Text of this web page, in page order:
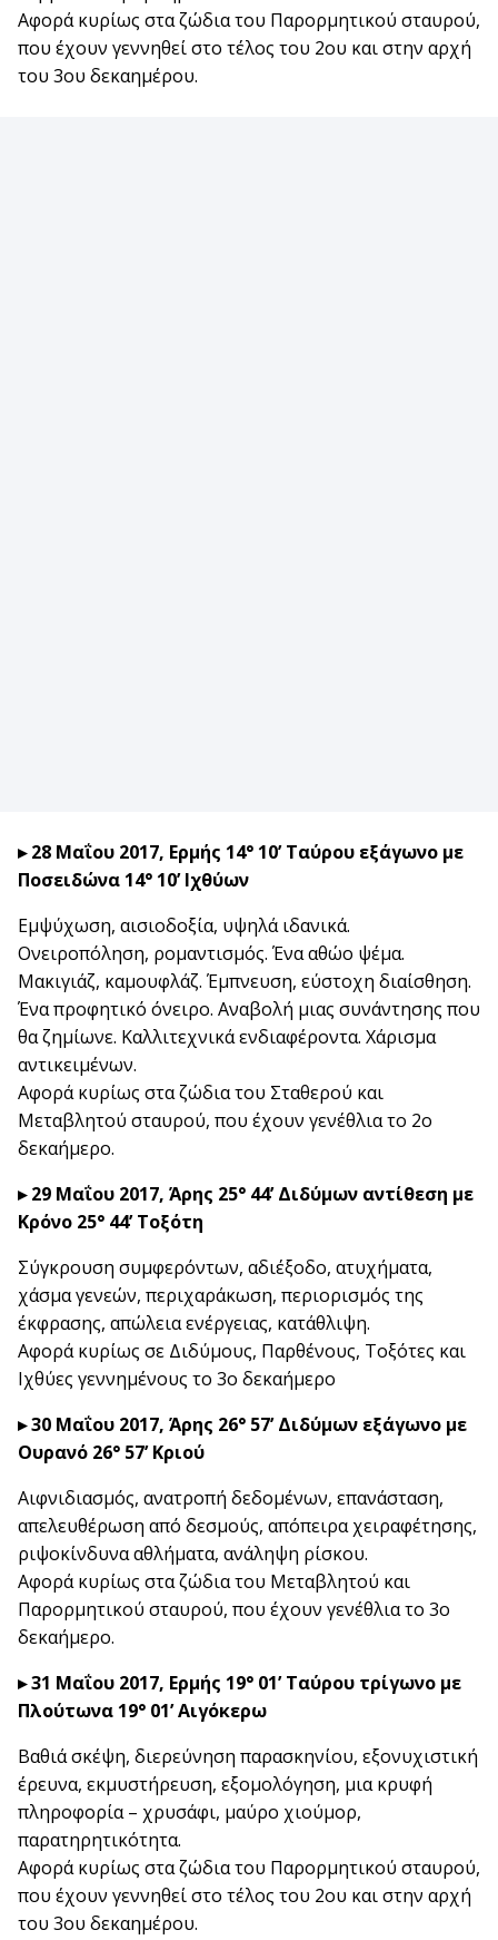
Αφορά κυρίως στα ζώδια του Παρορμητικού σταυρού,
που έχουν γεννηθεί στο τέλος του 2ου και στην αρχή
του 3ου δεκαημέρου.
▸ 28 Μαΐου 2017, Ερμής 14° 10’ Ταύρου εξάγωνο με
Ποσειδώνα 14° 10’ Ιχθύων
Εμψύχωση, αισιοδοξία, υψηλά ιδανικά.
Ονειροπόληση, ρομαντισμός. Ένα αθώο ψέμα.
Μακιγιάζ, καμουφλάζ. Έμπνευση, εύστοχη διαίσθηση.
Ένα προφητικό όνειρο. Αναβολή μιας συνάντησης που
θα ζημίωνε. Καλλιτεχνικά ενδιαφέροντα. Χάρισμα
αντικειμένων.
Αφορά κυρίως στα ζώδια του Σταθερού και
Μεταβλητού σταυρού, που έχουν γενέθλια το 2ο
δεκαήμερο.
▸ 29 Μαΐου 2017, Άρης 25° 44’ Διδύμων αντίθεση με
Κρόνο 25° 44’ Τοξότη
Σύγκρουση συμφερόντων, αδιέξοδο, ατυχήματα,
χάσμα γενεών, περιχαράκωση, περιορισμός της
έκφρασης, απώλεια ενέργειας, κατάθλιψη.
Αφορά κυρίως σε Διδύμους, Παρθένους, Τοξότες και
Ιχθύες γεννημένους το 3ο δεκαήμερο
▸ 30 Μαΐου 2017, Άρης 26° 57’ Διδύμων εξάγωνο με
Ουρανό 26° 57’ Κριού
Αιφνιδιασμός, ανατροπή δεδομένων, επανάσταση,
απελευθέρωση από δεσμούς, απόπειρα χειραφέτησης,
ριψοκίνδυνα αθλήματα, ανάληψη ρίσκου.
Αφορά κυρίως στα ζώδια του Μεταβλητού και
Παρορμητικού σταυρού, που έχουν γενέθλια το 3ο
δεκαήμερο.
▸ 31 Μαΐου 2017, Ερμής 19° 01’ Ταύρου τρίγωνο με
Πλούτωνα 19° 01’ Αιγόκερω
Βαθιά σκέψη, διερεύνηση παρασκηνίου, εξονυχιστική
έρευνα, εκμυστήρευση, εξομολόγηση, μια κρυφή
πληροφορία – χρυσάφι, μαύρο χιούμορ,
παρατηρητικότητα.
Αφορά κυρίως στα ζώδια του Παρορμητικού σταυρού,
που έχουν γεννηθεί στο τέλος του 2ου και στην αρχή
του 3ου δεκαημέρου.